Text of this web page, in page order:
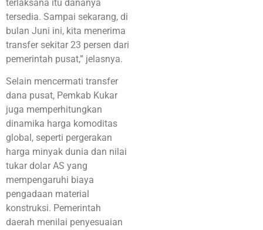
terlaksana itu dananya
tersedia. Sampai sekarang, di
bulan Juni ini, kita menerima
transfer sekitar 23 persen dari
pemerintah pusat,” jelasnya.
Selain mencermati transfer
dana pusat, Pemkab Kukar
juga memperhitungkan
dinamika harga komoditas
global, seperti pergerakan
harga minyak dunia dan nilai
tukar dolar AS yang
mempengaruhi biaya
pengadaan material
konstruksi. Pemerintah
daerah menilai penyesuaian